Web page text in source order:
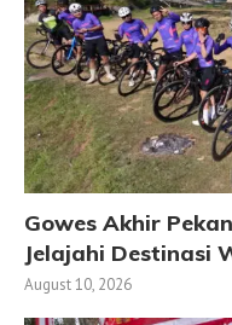
Gowes Akhir
Jelajahi Destinasi
August 10, 2026